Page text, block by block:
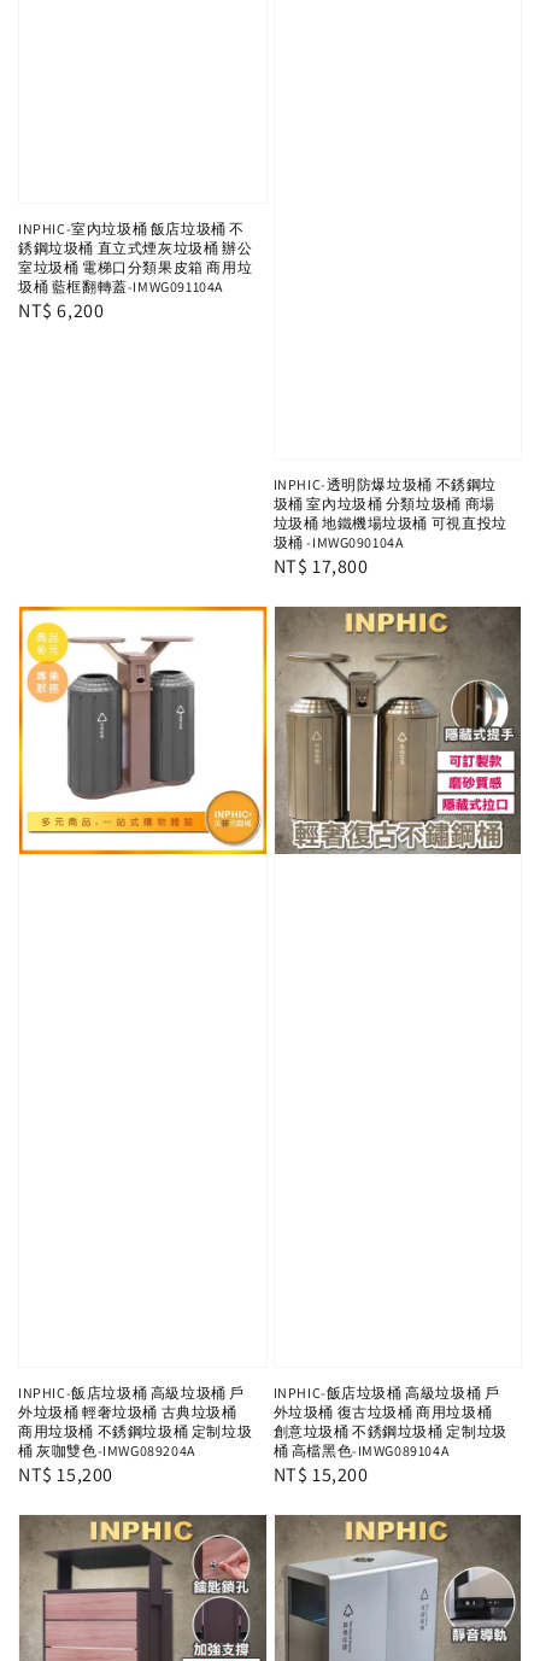
INPHIC-室內垃圾桶 飯店垃圾桶 不
銹鋼垃圾桶 直立式煙灰垃圾桶 辦公
室垃圾桶 電梯口分類果皮箱 商用垃
圾桶 藍框翻轉蓋-IMWG091104A
Regular
NT$ 6,200
INPHIC-透明防爆垃圾桶 不銹鋼垃
圾桶 室內垃圾桶 分類垃圾桶 商場
垃圾桶 地鐵機場垃圾桶 可視直投垃
圾桶 -IMWG090104A
Regular
NT$ 17,800
INPHIC-飯店垃圾桶 高級垃圾桶 戶
外垃圾桶 輕奢垃圾桶 古典垃圾桶
商用垃圾桶 不銹鋼垃圾桶 定制垃圾
桶 灰咖雙色-IMWG089204A
Regular
NT$ 15,200
INPHIC-飯店垃圾桶 高級垃圾桶 戶
外垃圾桶 復古垃圾桶 商用垃圾桶
創意垃圾桶 不銹鋼垃圾桶 定制垃圾
桶 高檔黑色-IMWG089104A
Regular
NT$ 15,200